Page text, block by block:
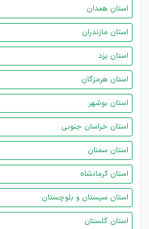
استان همدان
استان مازندران
استان یزد
استان هرمزگان
استان بوشهر
استان خراسان جنوبی
استان سمنان
استان کرمانشاه
استان سیستان و بلوچستان
استان گلستان